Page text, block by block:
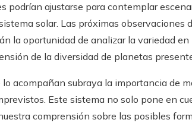
podrían ajustarse para contemplar
solar. Las próximas observaciones
la oportunidad de analizar la variedad en
de la diversidad de planetas
acompañan subraya la importancia de
Este sistema no solo pone en
comprensión sobre las posibles